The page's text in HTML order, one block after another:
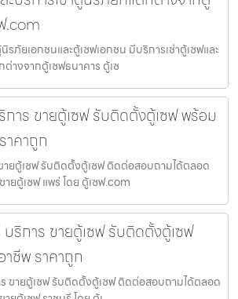
.com
ภัยเอกชนและตู้เซฟเอกชน มีบริการเช่าตู้เซฟและ
างจากตู้เซฟธนาคาร ตู้เซ
การ ขายตู้เซฟ รับติดตั้งตู้เซฟ พร้อม
าคาถูก
ายตู้เซฟ รับติดตั้งตู้เซฟ ติดต่อสอบถามได้ตลอด
ยตู้เซฟ แพร่ โดย ตู้เซฟ.com
บริการ ขายตู้เซฟ รับติดตั้งตู้เซฟ
ชีพ ราคาถูก
ขายตู้เซฟ รับติดตั้งตู้เซฟ ติดต่อสอบถามได้ตลอด